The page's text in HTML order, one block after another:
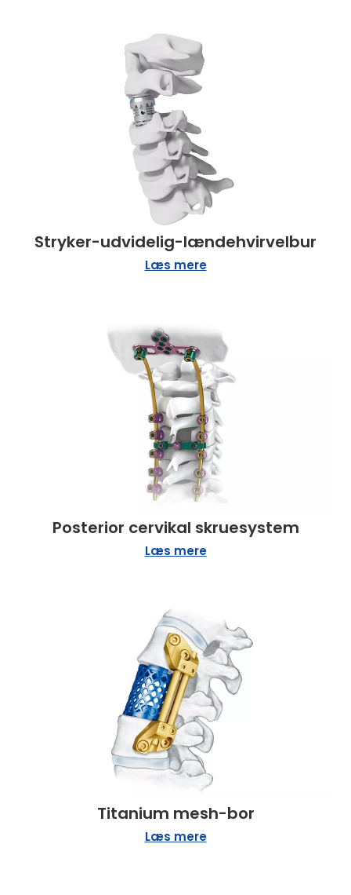
Stryker-udvidelig-lændehvirvelbur
Læs mere
Posterior cervikal skruesystem
Læs mere
Titanium mesh-bor
Læs mere